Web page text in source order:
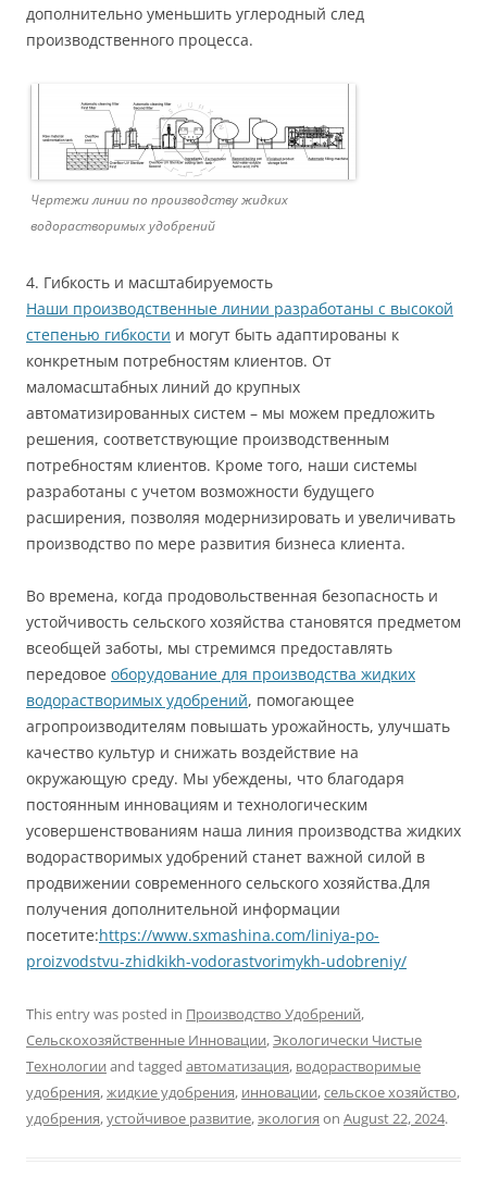
дополнительно уменьшить углеродный след
производственного процесса.
Чертежи линии по производству жидких
водорастворимых удобрений
4. Гибкость и масштабируемость
Наши производственные линии разработаны с высокой
степенью гибкости и могут быть адаптированы к
конкретным потребностям клиентов. От
маломасштабных линий до крупных
автоматизированных систем – мы можем предложить
решения, соответствующие производственным
потребностям клиентов. Кроме того, наши системы
разработаны с учетом возможности будущего
расширения, позволяя модернизировать и увеличивать
производство по мере развития бизнеса клиента.
Во времена, когда продовольственная безопасность и
устойчивость сельского хозяйства становятся предметом
всеобщей заботы, мы стремимся предоставлять
передовое оборудование для производства жидких
водорастворимых удобрений, помогающее
агропроизводителям повышать урожайность, улучшать
качество культур и снижать воздействие на
окружающую среду. Мы убеждены, что благодаря
постоянным инновациям и технологическим
усовершенствованиям наша линия производства жидких
водорастворимых удобрений станет важной силой в
продвижении современного сельского хозяйства.Для
получения дополнительной информации
посетите:https://www.sxmashina.com/liniya-po-
proizvodstvu-zhidkikh-vodorastvorimykh-udobreniy/
This entry was posted in Производство Удобрений,
Сельскохозяйственные Инновации,Экологически Чистые
Технологии and tagged автоматизация, водорастворимые
удобрения,жидкие удобрения, инновации,сельское хозяйство,
удобрения,устойчивое развитие,экология on August 22, 2024.